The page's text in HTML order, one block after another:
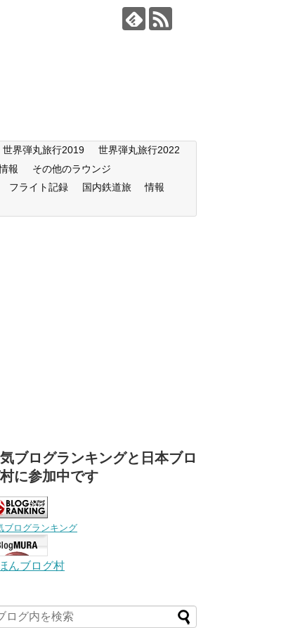
世界弾丸旅行2019
世界弾丸旅行2022
報
その他のラウンジ
フライト記録 国内鉄道旅
情報
ブログランキングと日本ブロ
に参加中です
ブログランキング
んブログ村